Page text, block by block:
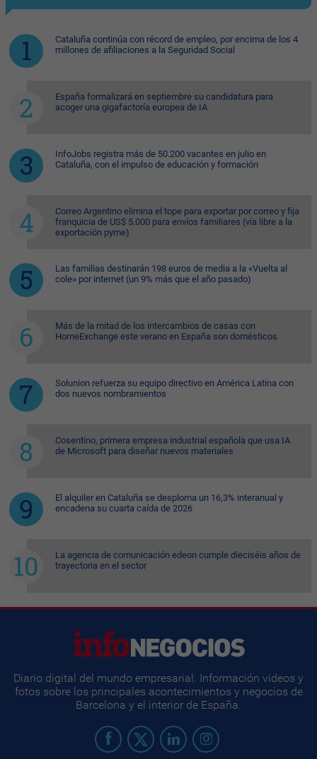
Cataluña continúa con récord de empleo, por encima de los 4
millones de afiliaciones a la Seguridad Social
España formalizará en septiembre su candidatura para
acoger una gigafactoría europea de IA
InfoJobs registra más de 50.200 vacantes en julio en
Cataluña, con el impulso de educación y formación
Correo Argentino elimina el tope para exportar por correo y fija
franquicia de US$ 5.000 para envíos familiares (vía libre a la
exportación pyme)
Las familias destinarán 198 euros de media a la «Vuelta al
cole» por internet (un 9% más que el año pasado)
Más de la mitad de los intercambios de casas con
HomeExchange este verano en España son domésticos
Solunion refuerza su equipo directivo en América Latina con
dos nuevos nombramientos
Cosentino, primera empresa industrial española que usa IA
de Microsoft para diseñar nuevos materiales
El alquiler en Cataluña se desploma un 16,3% interanual y
encadena su cuarta caída de 2026
La agencia de comunicación edeon cumple dieciséis años de
trayectoria en el sector
Diario digital del mundo empresarial. Información videos y
fotos sobre los principales acontecimientos y negocios de
Barcelona y el interior de España.